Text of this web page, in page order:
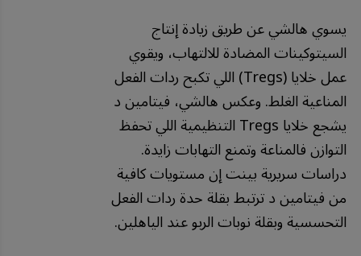
يسوي هالشي عن طريق زيادة إنتاج
السيتوكينات المضادة للالتهاب، ويقوي
عمل خلايا (Tregs) اللي تكبح ردات الفعل
المناعية الغلط. وعكس هالشي، فيتامين د
يشجع خلايا Tregs التنظيمية اللي تحفظ
التوازن فالمناعة وتمنع التهابات زايدة.
دراسات سريرية بينت إن مستويات كافية
من فيتامين د ترتبط بقلة حدة ردات الفعل
التحسسية وبقلة نوبات الربو عند الياهلين.